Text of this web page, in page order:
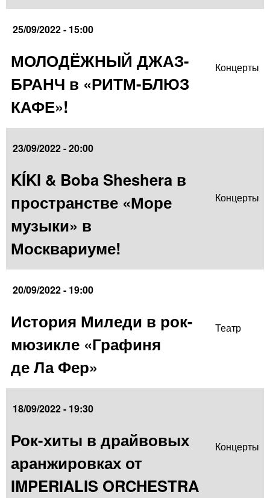
25/09/2022 - 15:00
МОЛОДЁЖНЫЙ ДЖАЗ-
БРАНЧ в «РИТМ-БЛЮЗ
КАФЕ»!
Концерты
23/09/2022 - 20:00
KÍKI & Boba Sheshera в
пространстве «Море
музыки» в
Москвариуме!
Концерты
20/09/2022 - 19:00
История Миледи в рок-
мюзикле «Графиня
де Ла Фер»
Театр
18/09/2022 - 19:30
Рок-хиты в драйвовых
аранжировках от
IMPERIALIS ORCHESTRA
Концерты